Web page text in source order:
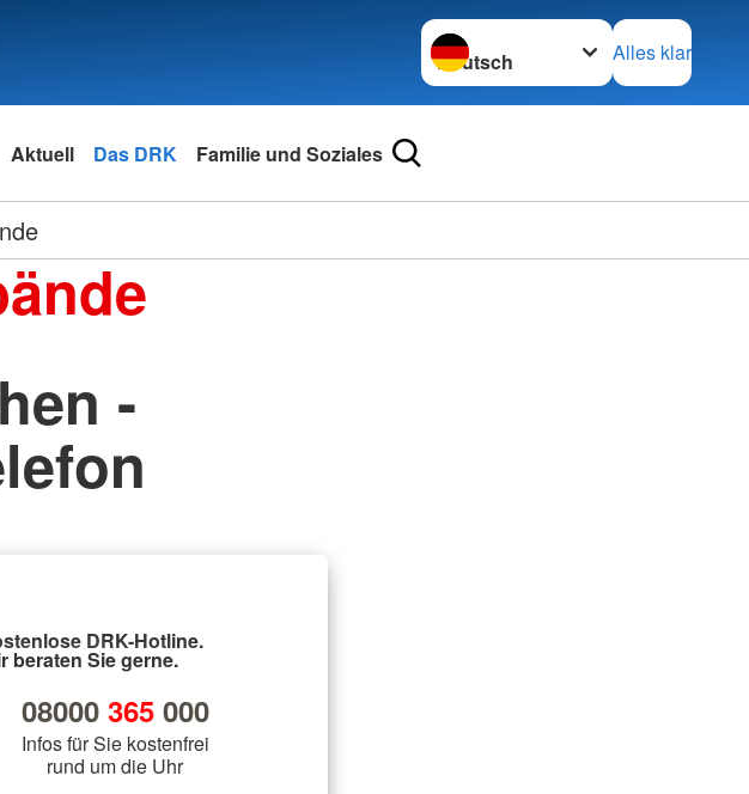
Sprache wechseln zu
Alles klar
Aktuell Das DRK Familie und Soziales
-
DRK-Hotline.
beraten Sie gerne.
08000 365000
Infos für Sie kostenfrei
rund um die Uhr